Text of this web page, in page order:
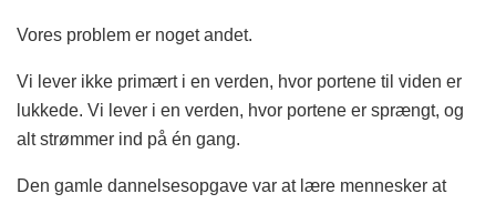
Vores problem er noget andet.
Vi lever ikke primært i en verden, hvor portene til viden er
lukkede. Vi lever i en verden, hvor portene er sprængt, og
alt strømmer ind på én gang.
Den gamle dannelsesopgave var at lære mennesker at